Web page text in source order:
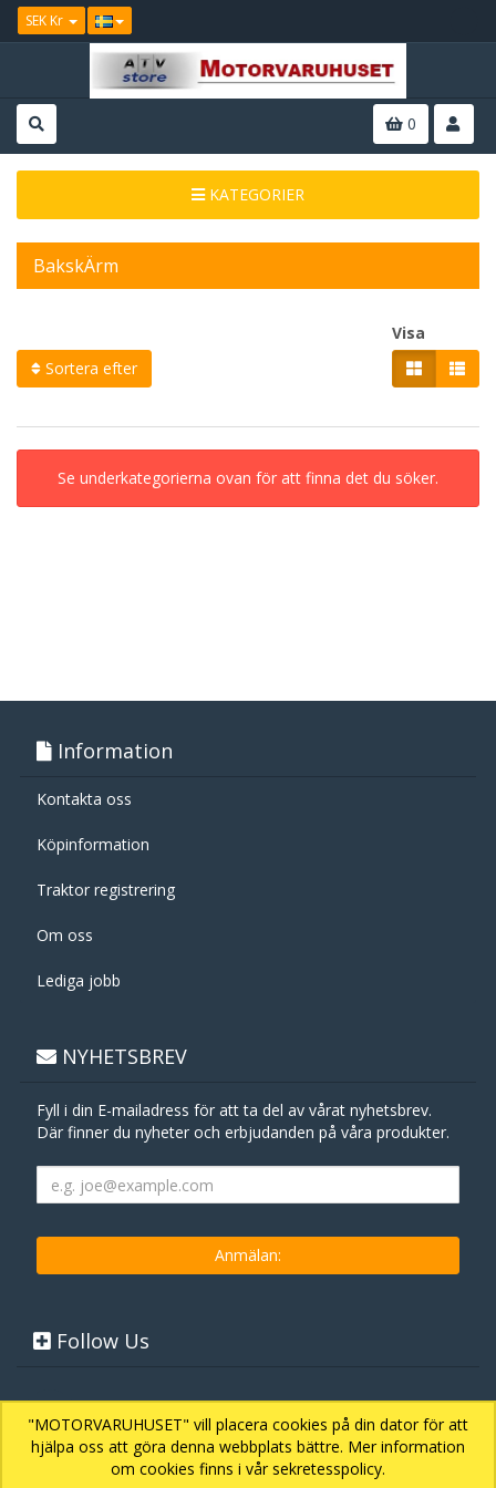
"MOTORVARUHUSET" vill placera cookies på din dator för att
hjälpa oss att göra denna webbplats bättre. Mer information
om cookies finns i vår sekretesspolicy.
SEK Kr
0
KATEGORIER
BakskÄrm
Sortera efter
Visa
Se underkategorierna ovan för att finna det du söker.
Information
Kontakta oss
Köpinformation
Traktor registrering
Om oss
Lediga jobb
NYHETSBREV
Fyll i din E-mailadress för att ta del av vårat nyhetsbrev.
Där finner du nyheter och erbjudanden på våra produkter.
Follow Us